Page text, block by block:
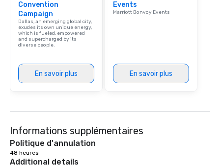
Convention
Campaign
Dallas, an emerging global city,
exudes its own unique energy,
which is fueled, empowered
and supercharged by its
diverse people.
En savoir plus
Events
Marriott Bonvoy Events
En savoir plus
Informations supplémentaires
Politique d'annulation
48 heures
Additional details